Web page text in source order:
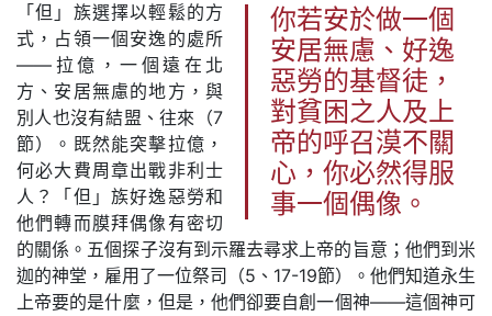
你若安於做一個
安居無慮、好逸
惡勞的基督徒，
對貧困之人及上
帝的呼召漠不關
心，你必然得服
事一個偶像。
「但」族選擇以輕鬆的方
式，占領一個安逸的處所
——拉億，一個遠在北
方、安居無慮的地方，與
別人也沒有結盟、往來（7
節）。既然能突擊拉億，
何必大費周章出戰非利士
人？「但」族好逸惡勞和
他們轉而膜拜偶像有密切
的關係。五個探子沒有到示羅去尋求上帝的旨意；他們到米
迦的神堂，雇用了一位祭司（5、17-19節）。他們知道永生
上帝要的是什麼，但是，他們卻要自創一個神——這個神可